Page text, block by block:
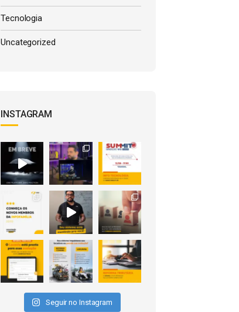
Tecnologia
Uncategorized
INSTAGRAM
Seguir no Instagram